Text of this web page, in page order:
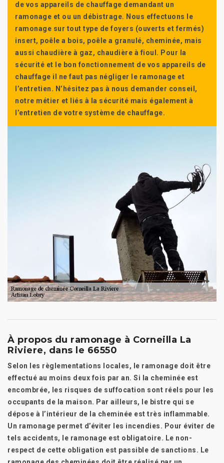
de vos appareils de chauffage demandant un
ramonage et ou un débistrage. Nous effectuons le
ramonage sur tout type de foyers (ouverts et fermés)
insert, poêle a bois, poêle a granulé, cheminée, mais
aussi chaudière à gaz, chaudière à fioul. Pour la
sécurité et le bon fonctionnement de vos appareils de
chauffage il ne faut pas négliger le ramonage et
l’entretien. N’hésitez pas à nous demander conseil,
notre métier et liés à la sécurité mais également à
l’entretien de votre système de chauffage.
À propos du ramonage à Corneilla La
Riviere, dans le 66550
Selon les règlementations locales, le ramonage doit être
effectué au moins deux fois par an. Si la cheminée est
encombrée, les risques de suffocation sont réels pour les
occupants de la maison. Par ailleurs, le bistre qui se
dépose à l’intérieur de la cheminée est très inflammable.
Un ramonage permet d’éviter les incendies. Pour éviter de
tels accidents, le ramonage est obligatoire. Le non-
respect de cette obligation est passible de sanctions. Le